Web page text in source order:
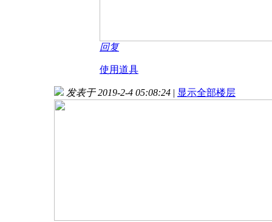
回复
使用道具
发表于 2019-2-4 05:08:24 | 显示全部楼层